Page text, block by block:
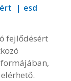
esd
fejlődésért